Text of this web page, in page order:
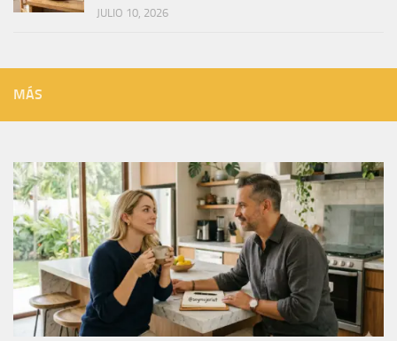
JULIO 10, 2026
MÁS